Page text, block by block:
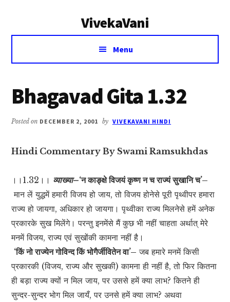
VivekaVani
Voice
Vivekananda
Menu
Bhagavad Gita 1.32
Posted on DECEMBER 2, 2001 by VIVEKAVANI HINDI
Hindi Commentary By Swami Ramsukhdas
।।1.32।। व्याख्या–‘न काङ्क्षे विजयं कृष्ण न च राज्यं सुखानि च’–
मान लें युद्धमें हमारी विजय हो जाय, तो विजय होनेसे पूरी पृथ्वीपर हमारा
राज्य हो जायगा, अधिकार हो जायगा। पृथ्वीका राज्य मिलनेसे हमें अनेक
प्रकारके सुख मिलेंगे। परन्तु इनमेंसे मैं कुछ भी नहीं चाहता अर्थात् मेरे
मनमें विजय, राज्य एवं सुखोंकी कामना नहीं है।
‘किं नो राज्येन गोविन्द किं भोगैर्जीवितेन वा’– जब हमारे मनमें किसी
प्रकारकी (विजय, राज्य और सुखकी) कामना ही नहीं है, तो फिर कितना
ही बड़ा राज्य क्यों न मिल जाय, पर उससे हमें क्या लाभ? कितने ही
सुन्दर-सुन्दर भोग मिल जायँ, पर उनसे हमें क्या लाभ? अथवा